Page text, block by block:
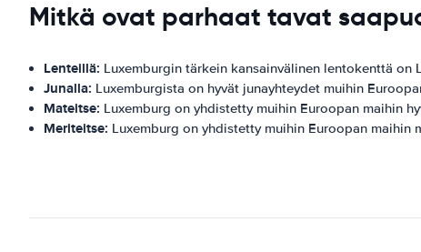
Mitkä ovat parhaat tavat
Lenteillä: Luxemburgin tärkein kansainvälinen lentokenttä on
Junalla: Luxemburgista on hyvät junayhteydet muihin
Mateitse: Luxemburg on yhdistetty muihin Euroopan maihin
Meriteitse: Luxemburg on yhdistetty muihin Euroopan maihin